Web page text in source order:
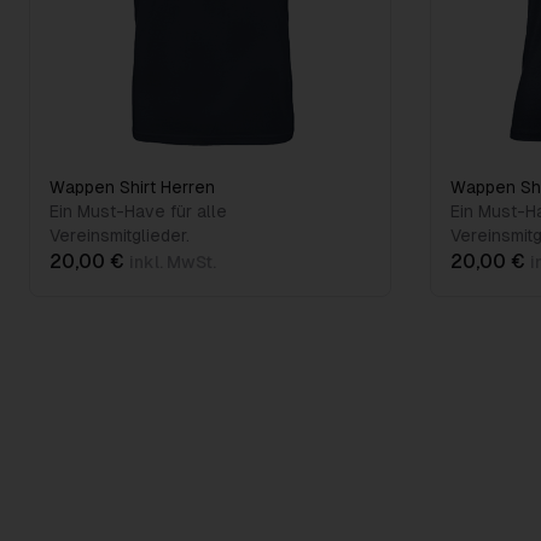
Wappen Shirt Herren
Ein Must-Have für alle
Vereinsmitglieder.
20,00 €
Wappen
Ein Must-
20,00 €